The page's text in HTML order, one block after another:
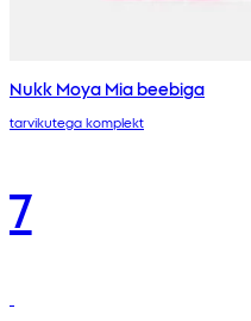
Nukk Moya Mia beebiga
tarvikutega komplekt
7